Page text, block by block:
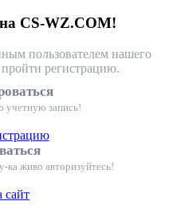
CS-WZ.COM!
пользователем нашего
регистрацию.
учетную запись!
ка живо авторизуйтесь!
сайт